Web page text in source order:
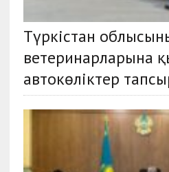
Түркістан
ветеринарларына
автокөліктер